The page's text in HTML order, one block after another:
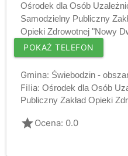
Ośrodek dla Osób
Samodzielny Publiczny
Opieki Zdrowotnej "Nowy
POKAŻ TELEFON
Gmina: Świebodzin -
Filia: Ośrodek dla Osób
Publiczny Zakład Opieki
gradeOcena: 0.0